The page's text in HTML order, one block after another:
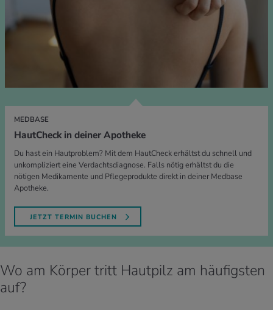
MEDBASE
HautCheck in deiner Apotheke
Du hast ein Hautproblem? Mit dem HautCheck erhältst du schnell und
unkompliziert eine Verdachtsdiagnose. Falls nötig erhältst du die
nötigen Medikamente und Pflegeprodukte direkt in deiner Medbase
Apotheke.
JETZT TERMIN BUCHEN
Wo am Körper tritt Hautpilz am häufigsten
auf?